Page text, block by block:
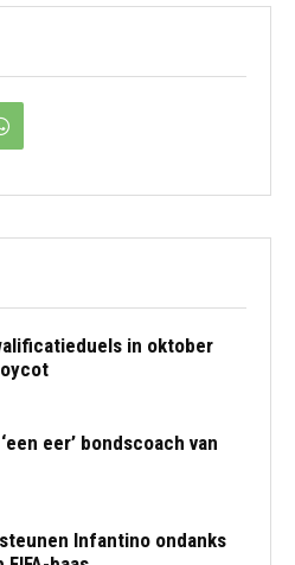
in oktober
eer’ bondscoach van
Infantino ondanks